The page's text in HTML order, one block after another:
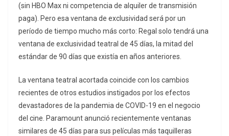
(sin HBO Max ni competencia de alquiler de transmisión
paga). Pero esa ventana de exclusividad será por un
período de tiempo mucho más corto: Regal solo tendrá una
ventana de exclusividad teatral de 45 días, la mitad del
estándar de 90 días que existía en años anteriores.
La ventana teatral acortada coincide con los cambios
recientes de otros estudios instigados por los efectos
devastadores de la pandemia de COVID-19 en el negocio
del cine. Paramount anunció recientemente ventanas
similares de 45 días para sus películas más taquilleras